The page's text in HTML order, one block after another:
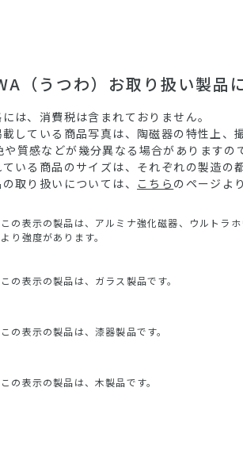
（うつわ）お取り扱い製品
は、消費税は含まれておりません。
している商品写真は、陶磁器の特性上、
や質感などが幾分異なる場合がありますの
いる商品のサイズは、それぞれの製造の
取り扱いについては、 こちら のページよ
この表示の製品は、アルミナ強化磁器、ウルトラ
より強度があります。
この表示の製品は、ガラス製品です。
この表示の製品は、漆器製品です。
この表示の製品は、木製品です。